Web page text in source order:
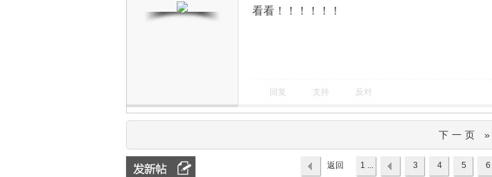
看看！！！！！！
回复 支持 反对
下一页 »
1 ... 3 4 5 6
返回